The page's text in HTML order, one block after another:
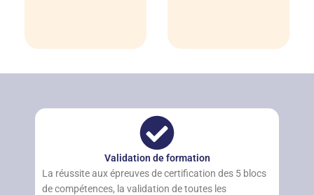
Validation de formation
La réussite aux épreuves de certification des 5 blocs
de compétences, la validation de toutes les